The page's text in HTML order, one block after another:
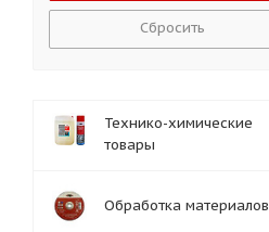
Сбросить
Технико-химические
товары
Обработка материалов